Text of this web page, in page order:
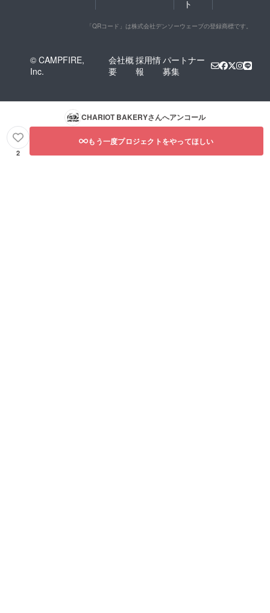
ト
「QRコード」は株式会社デンソーウェーブの登録商標です。
© CAMPFIRE,
Inc.
会社概
要
採用情
報
パートナー
募集
CHARIOT BAKERYさんへアンコール
2
もう一度プロジェクトをやってほしい